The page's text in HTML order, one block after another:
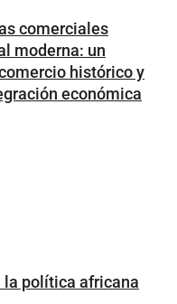
comerciales
moderna: un
histórico y
económica
la política africana